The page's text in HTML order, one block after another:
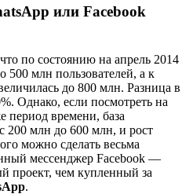
или Facebook
по состоянию на апрель 2014
500 млн пользователей, а к
до 800 млн. Разница в
Однако, если посмотреть на
период времени, база
200 млн до 600 млн, и рост
можно сделать весьма
мессенджер Facebook —
проект, чем купленный за
.